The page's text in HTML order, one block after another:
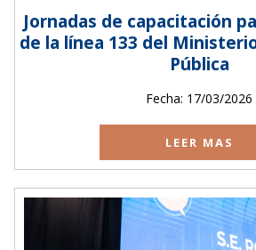
Jornadas de capacitación
de la línea 133 del
Pública
Fecha: 17/03/2026
LEER MAS